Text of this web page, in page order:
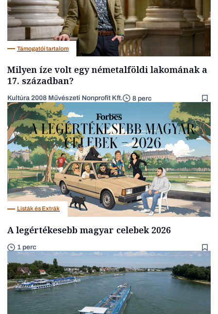
Támogatói tartalom
Milyen íze volt egy németalföldi lakomának a
17. században?
Kultúra 2008 Művészeti Nonprofit Kft. 8 perc
Listák és Extrák
A legértékesebb magyar celebek 2026
1 perc